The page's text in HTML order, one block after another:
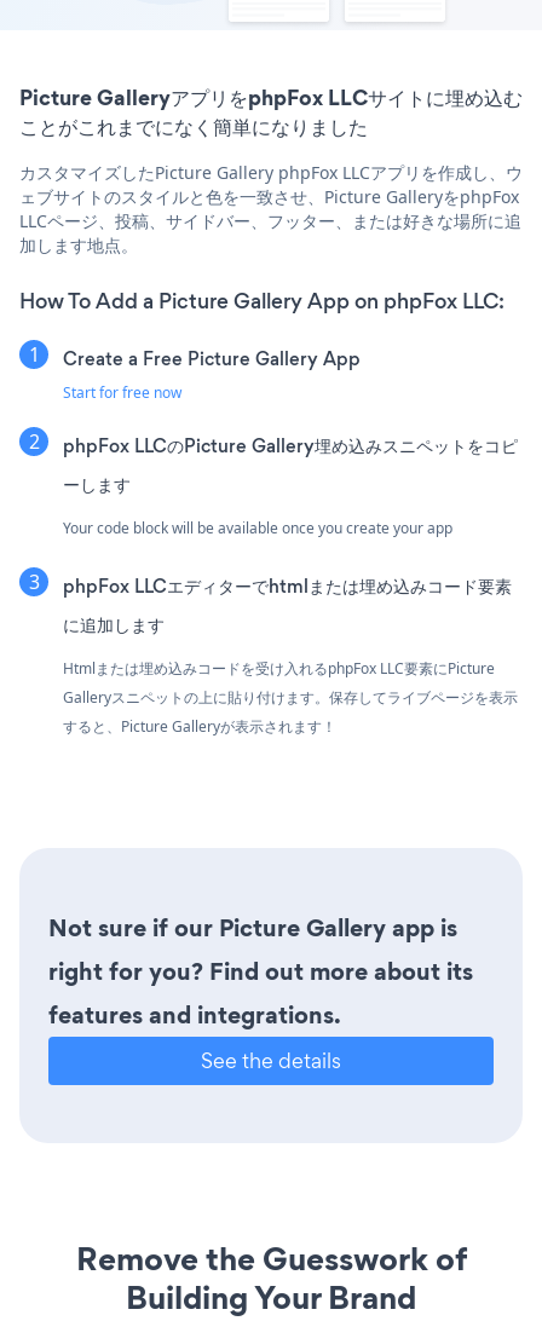
Picture GalleryアプリをphpFox LLCサイトに埋め込む
ことがこれまでになく簡単になりました
カスタマイズしたPicture Gallery phpFox LLCアプリを作成し、ウ
ェブサイトのスタイルと色を一致させ、Picture GalleryをphpFox
LLCページ、投稿、サイドバー、フッター、または好きな場所に追
加します地点。
How To Add a Picture Gallery App on phpFox LLC:
Create a Free Picture Gallery App
Start for free now
phpFox LLCのPicture Gallery埋め込みスニペットをコピ
ーします
Your code block will be available once you create your app
phpFox LLCエディターでhtmlまたは埋め込みコード要素
に追加します
Htmlまたは埋め込みコードを受け入れるphpFox LLC要素にPicture
Galleryスニペットの上に貼り付けます。保存してライブページを表示
すると、Picture Galleryが表示されます！
Not sure if our Picture Gallery app is
right for you? Find out more about its
features and integrations.
See the details
Remove the Guesswork of
Building Your Brand